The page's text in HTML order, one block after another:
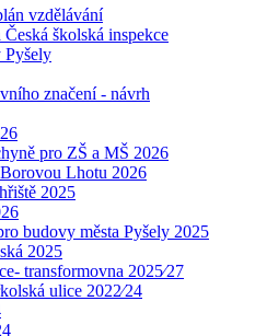
vzdělávání
školská inspekce
Pyšely
značení - návrh
pro ZŠ a MŠ 2026
Lhotu 2026
2025
budovy města Pyšely 2025
2025
transformovna 2025⁄27
ulice 2022⁄24